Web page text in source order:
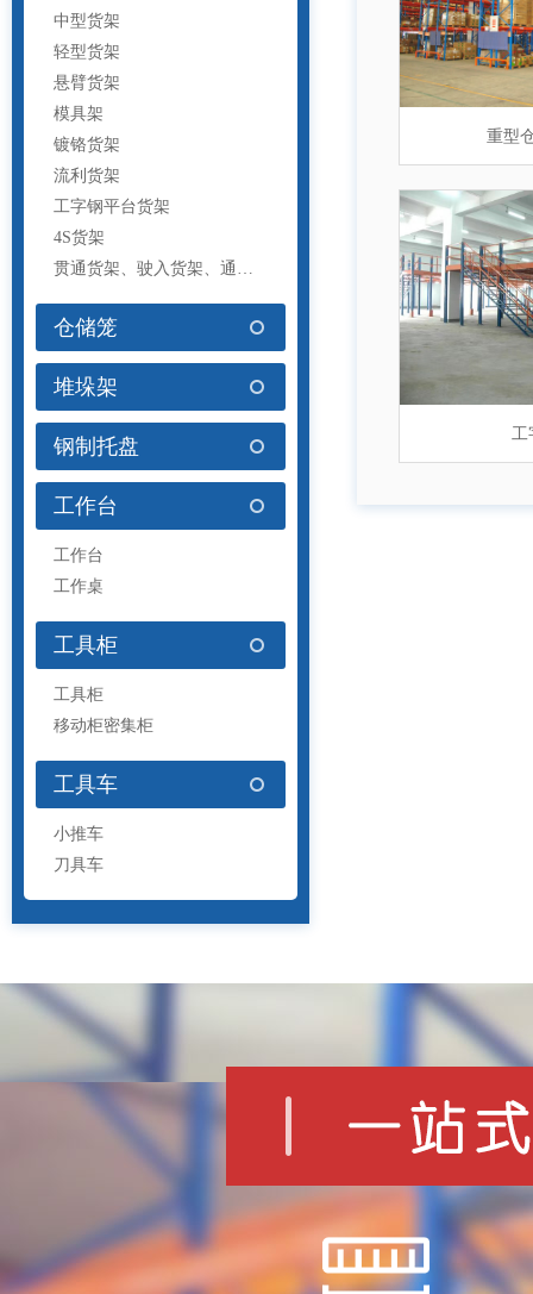
中型货架
轻型货架
悬臂货架
模具架
镀铬货架
流利货架
工字钢平台货架
4S货架
贯通货架、驶入货架、通廊货架
仓储笼
堆垛架
钢制托盘
工作台
工作台
工作桌
工具柜
工具柜
移动柜密集柜
工具车
小推车
刀具车
重型
物
重型
工
折堆
钢